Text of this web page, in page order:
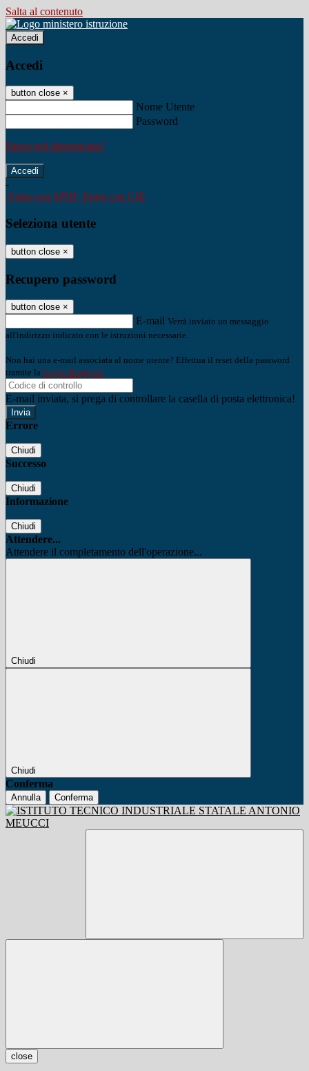
Salta al contenuto
Accedi
Accedi
button close ×
Nome Utente
Password
Password dimenticata?
-
Entra con SPID Entra con CIE
Seleziona utente
button close ×
Recupero password
button close ×
E-mail Verrà inviato un messaggio
all'indirizzo indicato con le istruzioni necessarie.
Non hai una e-mail associata al nome utente? Effettua il reset della password
tramite la Login Spaggiari
E-mail inviata, si prega di controllare la casella di posta elettronica!
Errore
Chiudi
Successo
Chiudi
Informazione
Chiudi
Attendere...
Attendere il completamento dell'operazione...
Chiudi
Chiudi
Conferma
Annulla Conferma
close